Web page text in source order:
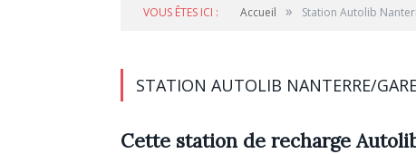
VOUS ÊTES ICI : Accueil » Station Autolib
STATION AUTOLIB NANTERRE/
Cette station de recharge